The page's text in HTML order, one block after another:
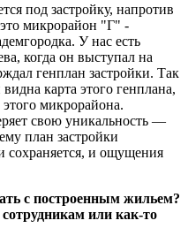
под застройку, напротив
микрорайон "Г" -
У нас есть
когда он выступал на
генплан застройки. Так
карта этого генплана,
этого микрорайона.
свою уникальность —
план застройки
сохраняется, и ощущения
с построенным жильем?
или как-то